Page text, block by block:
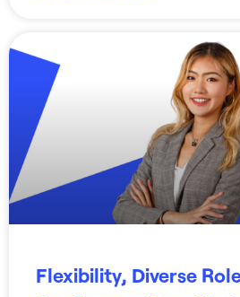
Flexibility, Diverse